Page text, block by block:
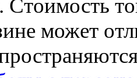
Стоимость
может